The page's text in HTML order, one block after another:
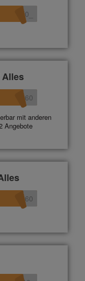
360
mit anderen
Angebote
360